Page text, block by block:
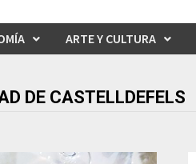
ARTE Y CULTURA
DE CASTELLDEFELS